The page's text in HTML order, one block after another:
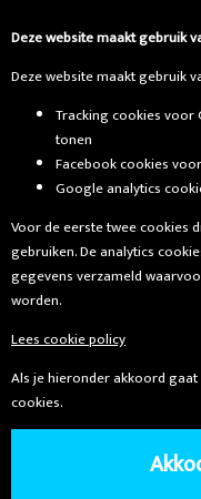
Deze website maakt gebruik
Deze website maakt gebruik
Tracking cookies voor
tonen
Facebook cookies
Google analytics
Voor de eerste twee cookies
gebruiken. De analytics
gegevens verzameld
worden.
Lees cookie policy
Als je hieronder akkoord
cookies.